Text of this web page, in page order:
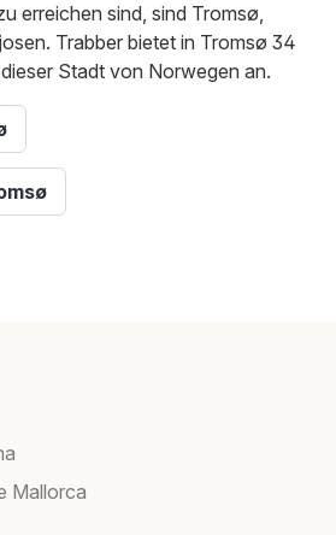
erreichen sind, sind Tromsø,
Trabber bietet in Tromsø 34
Stadt von Norwegen an.
Mallorca